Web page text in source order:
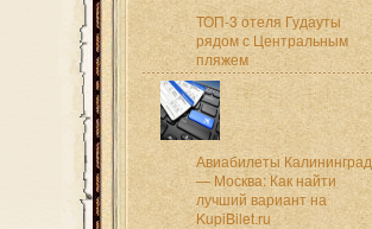
ТОП-3 отеля Гудауты
рядом с Центральным
пляжем
Авиабилеты Калининград
— Москва: Как найти
лучший вариант на
KupiBilet.ru